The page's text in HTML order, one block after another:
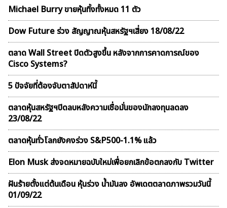
Michael Burry ขายหุ้นทิ้งทั้งหมด 11 ตัว
Dow Future ร่วง สัญญาณหุ้นสหรัฐฯเสี่ยง 18/08/22
ตลาด Wall Street ปิดตัวสูงขึ้น หลังจากการคาดการณ์ของ
Cisco Systems?
5 ปัจจัยที่ต้องจับตาสัปดาห์นี้
ตลาดหุ้นสหรัฐฯปิดลบหลังความเชื่อมั่นของนักลงทุนลดลง
23/08/22
ตลาดหุ้นทั่วโลกยังคงร่วง S&P500-1.1% แล้ว
Elon Musk ส่งจดหมายฉบับใหม่เพื่อยกเลิกข้อตกลงกับ Twitter
ฝันร้ายตั้งแต่ต้นเดือน หุ้นร่วง น้ำมันลง อัพเดตตลาดภาพรวมวันนี้
01/09/22